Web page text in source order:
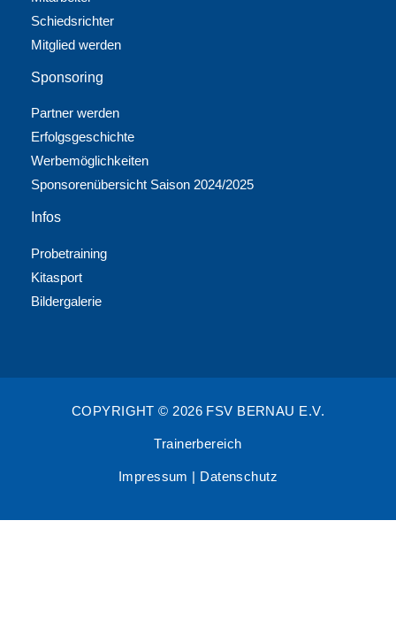
Schiedsrichter
Mitglied werden
Sponsoring
Partner werden
Erfolgsgeschichte
Werbemöglichkeiten
Sponsorenübersicht Saison 2024/2025
Infos
Probetraining
Kitasport
Bildergalerie
COPYRIGHT © 2026 FSV BERNAU E.V.
Trainerbereich
Impressum Datenschutz